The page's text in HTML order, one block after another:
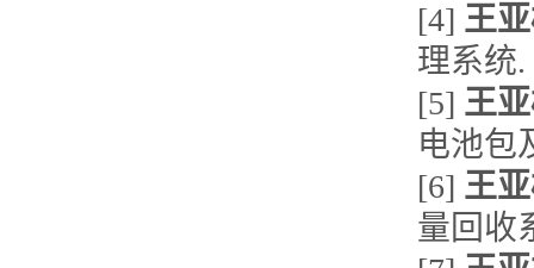
[4] 王
理系统.
[5] 王
电池包
[6] 王
量回收